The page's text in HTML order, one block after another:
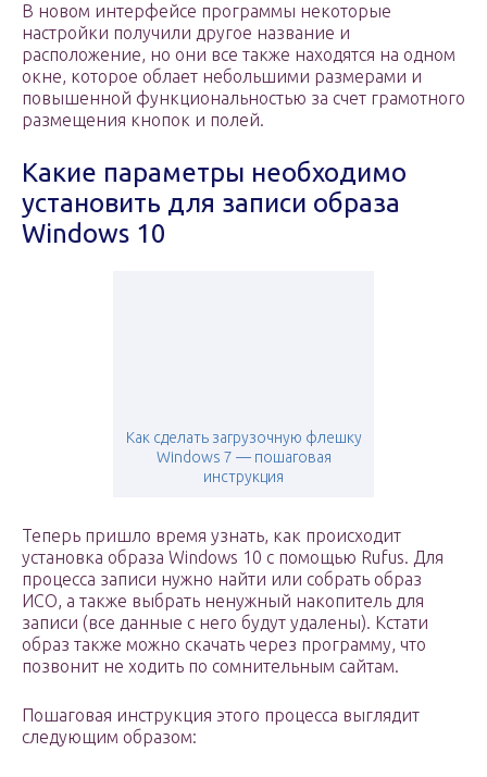
В новом интерфейсе программы некоторые
настройки получили другое название и
расположение, но они все также находятся на одном
окне, которое облает небольшими размерами и
повышенной функциональностью за счет грамотного
размещения кнопок и полей.
Какие параметры необходимо
установить для записи образа
Windows 10
Как сделать загрузочную флешку
Windows 7 — пошаговая
инструкция
Теперь пришло время узнать, как происходит
установка образа Windows 10 c помощью Rufus. Для
процесса записи нужно найти или собрать образ
ИСО, а также выбрать ненужный накопитель для
записи (все данные с него будут удалены). Кстати
образ также можно скачать через программу, что
позвонит не ходить по сомнительным сайтам.
Пошаговая инструкция этого процесса выглядит
следующим образом: